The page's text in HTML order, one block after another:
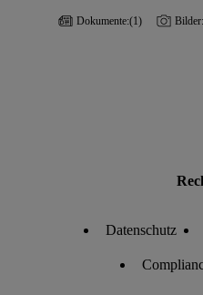
Dokumente:(1) Bilder:
Datenschutz